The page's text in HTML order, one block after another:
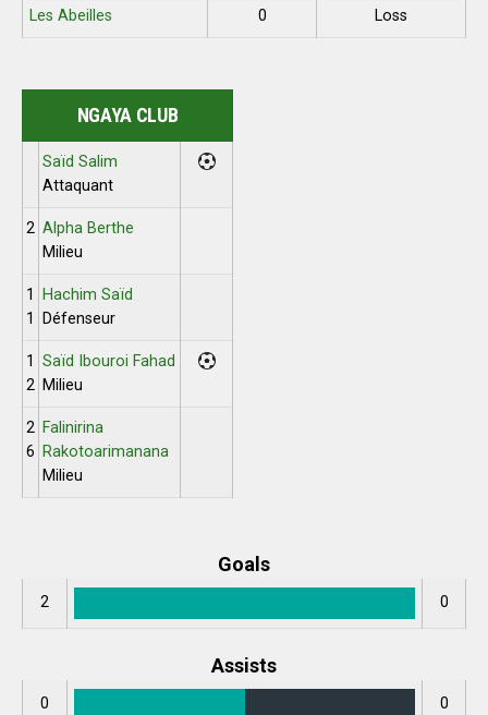
Les Abeilles 0 Loss
NGAYA CLUB
Saïd Salim
Attaquant
2 Alpha Berthe
Milieu
1
1
Hachim Saïd
Défenseur
1
2
Saïd Ibouroi Fahad
Milieu
2
6
Falinirina
Rakotoarimanana
Milieu
Goals
2 0
Assists
0 0